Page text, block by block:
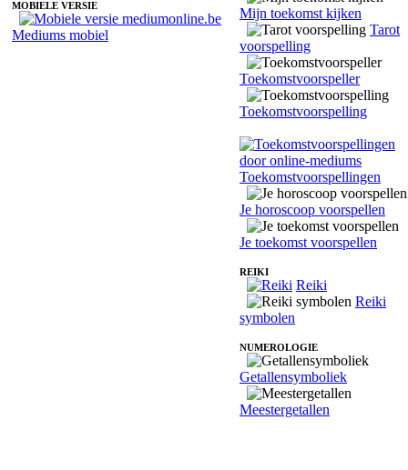
MOBIELE VERSIE
Mediums mobiel
Mijn toekomst kijken
Tarot
voorspelling
Toekomstvoorspeller
Toekomstvoorspelling
Toekomstvoorspellingen
Je horoscoop voorspellen
Je toekomst voorspellen
REIKI
Reiki
Reiki
symbolen
NUMEROLOGIE
Getallensymboliek
Meestergetallen